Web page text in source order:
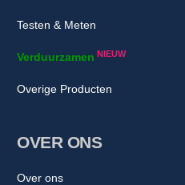
Testen & Meten
Verduurzamen NIEUW
Overige Producten
OVER ONS
Over ons